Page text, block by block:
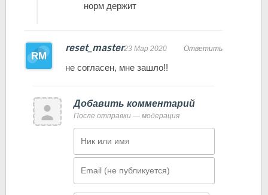
норм держит
reset_master23 Мар 2020 Ответить
не согласен, мне зашло!!
Добавить комментарий
После отправки — модерация